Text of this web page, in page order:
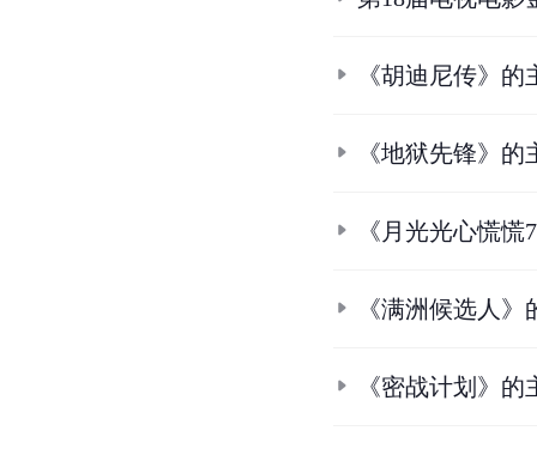
《胡迪尼传》的
《地狱先锋》的
《月光光心慌
《满洲候选人
《密战计划》的